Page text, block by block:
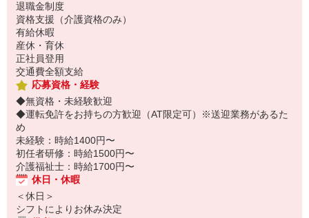
退職金制度
資格支援（介護資格のみ）
有給休暇
産休・育休
正社員登用
交通費全額支給
応募資格・経験
◆無資格・未経験歓迎
◆運転免許をお持ちの方歓迎（AT限定可）※送迎業務があるた
め
未経験：時給1400円〜
初任者研修：時給1500円〜
介護福祉士：時給1700円〜
休日・休暇
＜休日＞
シフトによりお休み決定